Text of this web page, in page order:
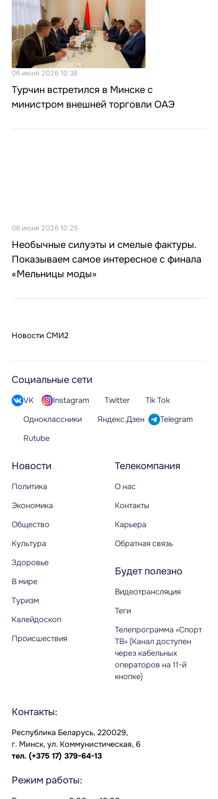
06 июня 2026 10:38
Турчин встретился в Минске с
министром внешней торговли ОАЭ
06 июня 2026 10:25
Необычные силуэты и смелые фактуры.
Показываем самое интересное с финала
«Мельницы моды»
Новости СМИ2
Новости
Политика
Экономика
Общество
Культура
Здоровье
В мире
Туризм
Калейдоскоп
Происшествия
Телекомпания
О нас
Контакты
Карьера
Обратная связь
Будет полезно
Видеотрансляция
Теги
Телепрограмма «Спорт
ТВ» (Канал доступен
через кабельных
операторов на 11-й
кнопке)
Социальные сети
VK Instagram Twitter
Tik Tok
Одноклассники
Яндекс.Дзен
Telegram
Rutube
Контакты:
Республика Беларусь, 220029,
г. Минск, ул. Коммунистическая, 6
тел. (+375 17) 379-64-13
Режим работы: